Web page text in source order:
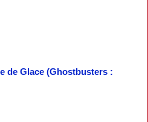
de Glace (Ghostbusters :